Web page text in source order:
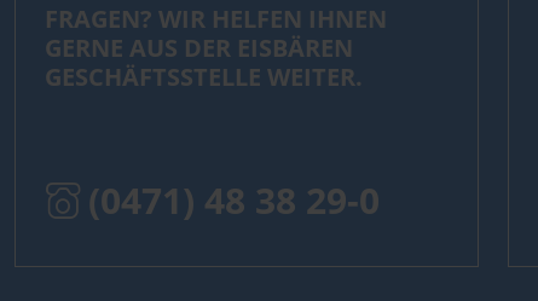
FRAGEN? WIR HELFEN IHNEN
GERNE AUS DER EISBÄREN
GESCHÄFTSSTELLE WEITER.
(0471) 48 38 29-0